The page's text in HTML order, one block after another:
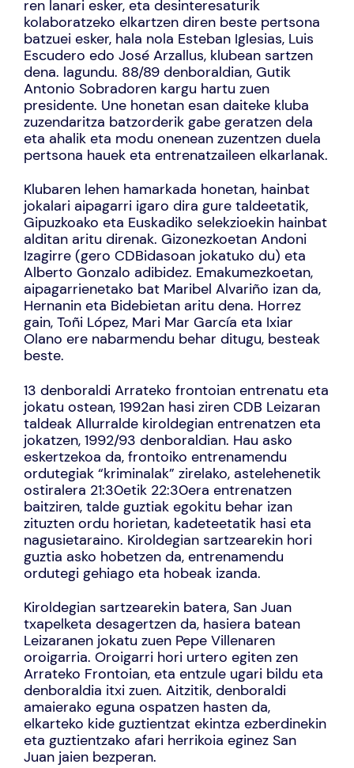
ren lanari esker, eta desinteresaturik
kolaboratzeko elkartzen diren beste pertsona
batzuei esker, hala nola Esteban Iglesias, Luis
Escudero edo José Arzallus, klubean sartzen
dena. lagundu. 88/89 denboraldian, Gutik
Antonio Sobradoren kargu hartu zuen
presidente. Une honetan esan daiteke kluba
zuzendaritza batzorderik gabe geratzen dela
eta ahalik eta modu onenean zuzentzen duela
pertsona hauek eta entrenatzaileen elkarlanak.
Klubaren lehen hamarkada honetan, hainbat
jokalari aipagarri igaro dira gure taldeetatik,
Gipuzkoako eta Euskadiko selekzioekin hainbat
alditan aritu direnak. Gizonezkoetan Andoni
Izagirre (gero CDBidasoan jokatuko du) eta
Alberto Gonzalo adibidez. Emakumezkoetan,
aipagarrienetako bat Maribel Alvariño izan da,
Hernanin eta Bidebietan aritu dena. Horrez
gain, Toñi López, Mari Mar García eta Ixiar
Olano ere nabarmendu behar ditugu, besteak
beste.
13 denboraldi Arrateko frontoian entrenatu eta
jokatu ostean, 1992an hasi ziren CDB Leizaran
taldeak Allurralde kiroldegian entrenatzen eta
jokatzen, 1992/93 denboraldian. Hau asko
eskertzekoa da, frontoiko entrenamendu
ordutegiak “kriminalak” zirelako, astelehenetik
ostiralera 21:30etik 22:30era entrenatzen
baitziren, talde guztiak egokitu behar izan
zituzten ordu horietan, kadeteetatik hasi eta
nagusietaraino. Kiroldegian sartzearekin hori
guztia asko hobetzen da, entrenamendu
ordutegi gehiago eta hobeak izanda.
Kiroldegian sartzearekin batera, San Juan
txapelketa desagertzen da, hasiera batean
Leizaranen jokatu zuen Pepe Villenaren
oroigarria. Oroigarri hori urtero egiten zen
Arrateko Frontoian, eta entzule ugari bildu eta
denboraldia itxi zuen. Aitzitik, denboraldi
amaierako eguna ospatzen hasten da,
elkarteko kide guztientzat ekintza ezberdinekin
eta guztientzako afari herrikoia eginez San
Juan jaien bezperan.